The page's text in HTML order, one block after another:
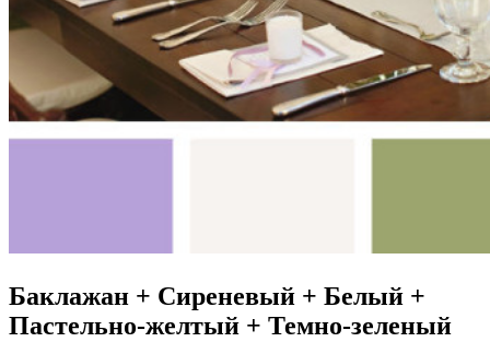
Баклажан + Сиреневый + Белый +
Пастельно-желтый + Темно-зеленый